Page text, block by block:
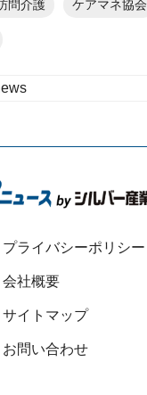
問介護 ケアマネ協会
プライバシーポリシー
会社概要
サイトマップ
お問い合わせ